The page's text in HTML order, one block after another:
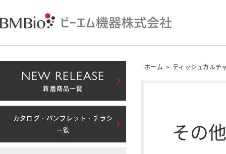
ホーム > ティッシュカルチ
その他
NEW RELEASE
新着商品一覧
カタログ・パンフレット・チラシ
一覧